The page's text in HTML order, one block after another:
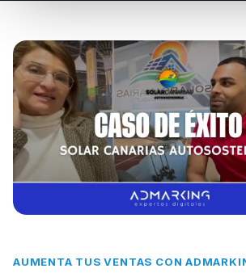
AUMENTA TUS VENTAS CON